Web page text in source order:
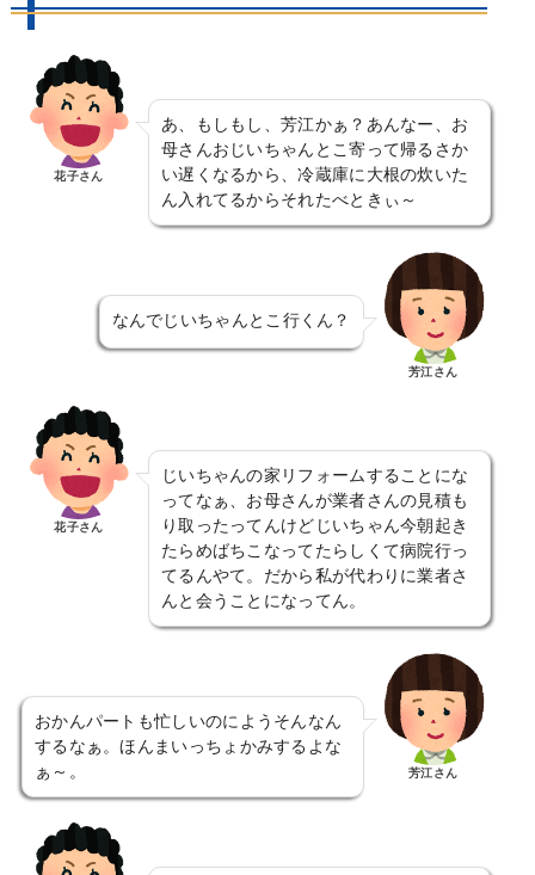
花子さん
あ、もしもし、芳江かぁ？あんなー、お
母さんおじいちゃんとこ寄って帰るさか
い遅くなるから、冷蔵庫に大根の炊いた
ん入れてるからそれたべときぃ～
なんでじいちゃんとこ行くん？
芳江さん
花子さん
じいちゃんの家リフォームすることにな
ってなぁ、お母さんが業者さんの見積も
り取ったってんけどじいちゃん今朝起き
たらめばちこなってたらしくて病院行っ
てるんやて。だから私が代わりに業者さ
んと会うことになってん。
おかんパートも忙しいのにようそんなん
するなぁ。ほんまいっちょかみするよな
ぁ～。
芳江さん